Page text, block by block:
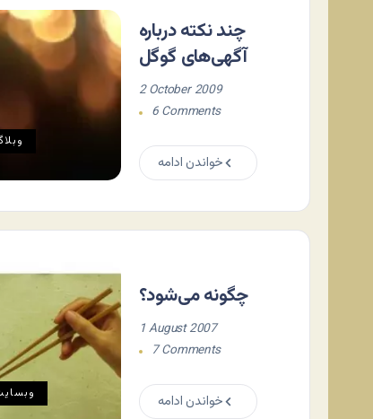
چند نکته درباره
آگهی‌های گوگل
2 October 2009
6 Comments
خواندن ادامه
چگونه می‌شود؟
1 August 2007
7 Comments
خواندن ادامه